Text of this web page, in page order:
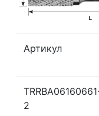
Артикул
2